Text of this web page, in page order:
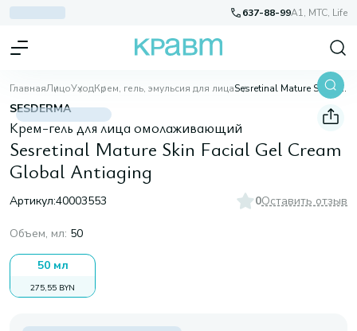
637-88-99A1, МТС, Life
ГлавнаяЛицоУходКрем, гель, эмульсия для лица Sesretinal Mature Skin Facial Gel Cream Global Antiaging
SESDERMA
Крем-гель для лица омолаживающий
Sesretinal Mature Skin Facial Gel Cream
Global Antiaging
Артикул:40003553 0Оставить отзыв
Объем, мл: 50
50 мл
275,55 BYN